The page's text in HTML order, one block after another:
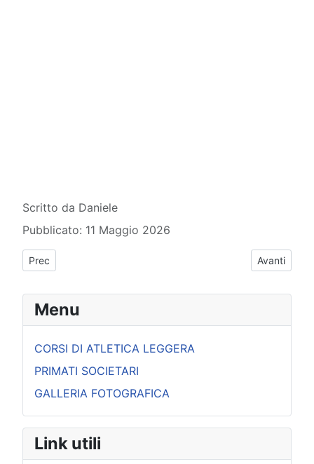
Menu
CORSI DI ATLETICA LEGGERA
PRIMATI SOCIETARI
GALLERIA FOTOGRAFICA
Link utili
Dettagli
Scritto da Daniele
Pubblicato: 11 Maggio 2026
Articolo precedente: Cronache dal Podismo: sabato 16
Prec Articolo
Avanti